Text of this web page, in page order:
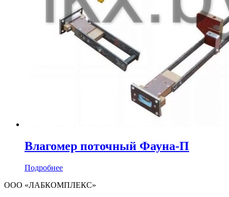
Влагомер поточный Фауна-П
Подробнее
ООО «ЛАБКОМПЛЕКС»